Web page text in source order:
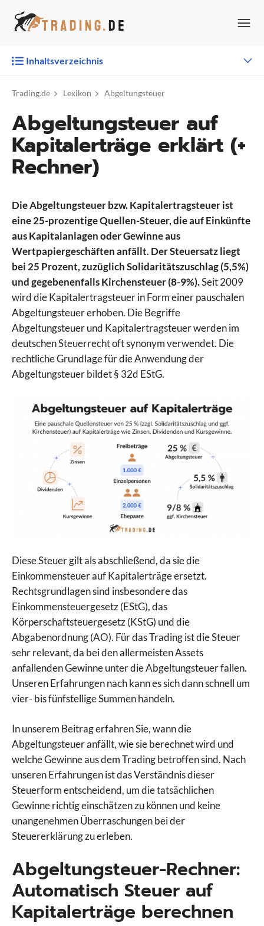
Inhalt
Inhaltsverzeichnis
Trading.de Lexikon Abgeltungsteuer
Abgeltungsteuer auf
Kapitalerträge erklärt (+
Rechner)
Die Abgeltungsteuer bzw. Kapitalertragsteuer ist
eine 25-prozentige Quellen-Steuer, die auf Einkünfte
aus Kapitalanlagen oder Gewinne aus
Wertpapiergeschäften anfällt. Der Steuersatz liegt
bei 25 Prozent, zuzüglich Solidaritätszuschlag (5,5%)
und gegebenenfalls Kirchensteuer (8-9%).Seit 2009
wird die Kapitalertragsteuer in Form einer pauschalen
Abgeltungsteuer erhoben. Die Begriffe
Abgeltungsteuer und Kapitalertragsteuer werden im
deutschen Steuerrecht oft synonym verwendet. Die
rechtliche Grundlage für die Anwendung der
Abgeltungsteuer bildet § 32d EStG.
Diese Steuer gilt als abschließend, da sie die
Einkommensteuer auf Kapitalerträge ersetzt.
Rechtsgrundlagen sind insbesondere das
Einkommensteuergesetz (EStG), das
Körperschaftsteuergesetz (KStG) und die
Abgabenordnung (AO). Für das Trading ist die Steuer
sehr relevant, da bei den allermeisten Assets
anfallenden Gewinne unter die Abgeltungsteuer fallen.
Unseren Erfahrungen nach kann es sich dann schnell um
vier- bis fünfstellige Summen handeln.
In unserem Beitrag erfahren Sie, wann die
Abgeltungsteuer anfällt, wie sie berechnet wird und
welche Gewinne aus dem Trading betroffen sind. Nach
unseren Erfahrungen ist das Verständnis dieser
Steuerform entscheidend, um die tatsächlichen
Gewinne richtig einschätzen zu können und keine
unangenehmen Überraschungen bei der
Steuererklärung zu erleben.
Abgeltungsteuer-Rechner:
Automatisch Steuer auf
Kapitalerträge berechnen